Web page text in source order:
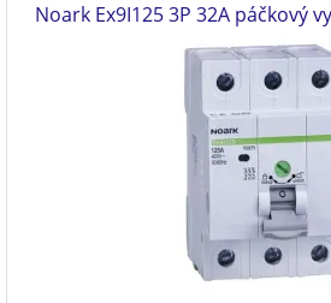
Noark Ex9I125 3P 32A páčkový